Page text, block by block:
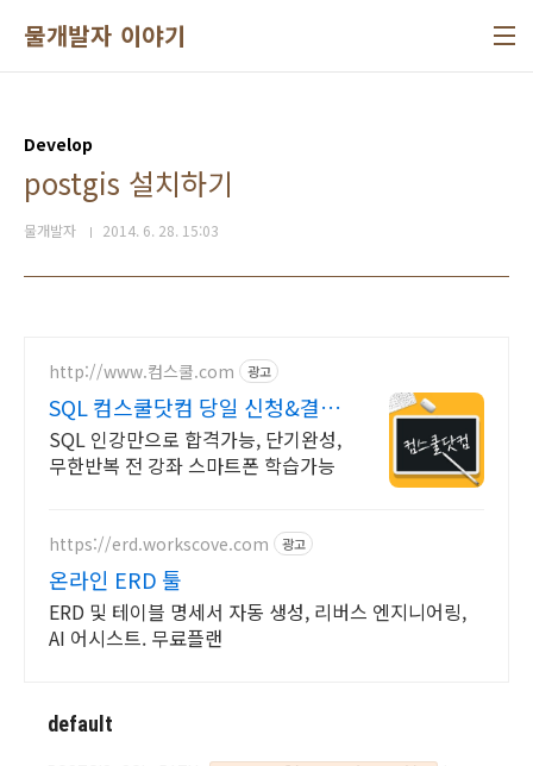
물개발자 이야기
Develop
postgis 설치하기
물개발자 2014. 6. 28. 15:03
http://www.컴스쿨.com 광고
SQL 컴스쿨닷컴 당일 신청&결제
시 기프티콘!
SQL 인강만으로 합격가능, 단기완성,
무한반복 전 강좌 스마트폰 학습가능
https://erd.workscove.com 광고
온라인 ERD 툴
ERD 및 테이블 명세서 자동 생성, 리버스 엔지니어링,
AI 어시스트. 무료플랜
default